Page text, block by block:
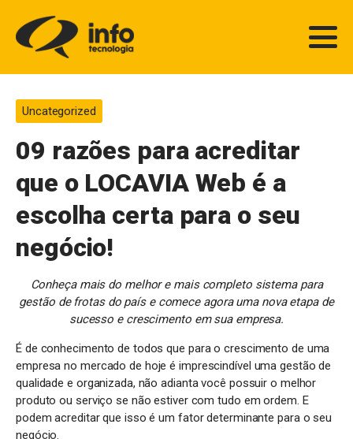
Uncategorized
09 razões para acreditar
que o LOCAVIA Web é a
escolha certa para o seu
negócio!
Conheça mais do melhor e mais completo sistema para
gestão de frotas do país e comece agora uma nova etapa de
sucesso e crescimento em sua empresa.
É de conhecimento de todos que para o crescimento de uma
empresa no mercado de hoje é imprescindível uma gestão de
qualidade e organizada, não adianta você possuir o melhor
produto ou serviço se não estiver com tudo em ordem. E
podem acreditar que isso é um fator determinante para o seu
negócio.